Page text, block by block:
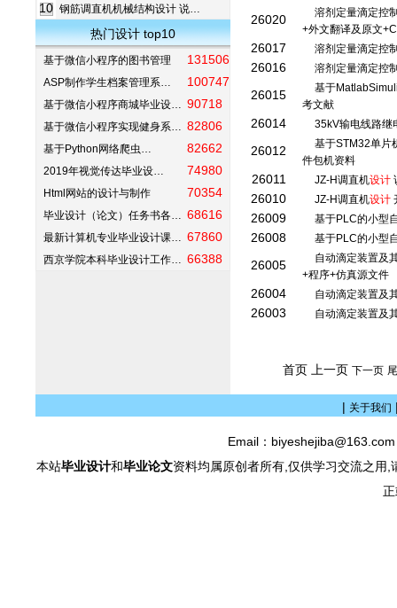
10 钢筋调直机机械结构设计 说…
热门设计 top10
基于微信小程序的图书管理 131506
ASP制作学生档案管理系… 100747
基于微信小程序商城毕业设… 90718
基于微信小程序实现健身系… 82806
基于Python网络爬虫… 82662
2019年视觉传达毕业设… 74980
Html网站的设计与制作 70354
毕业设计（论文）任务书各… 68616
最新计算机专业毕业设计课… 67860
西京学院本科毕业设计工作… 66388
26020
溶剂定量滴定控
+外文翻译及原文
26017 溶剂定量滴定控
26016 溶剂定量滴定控
26015
基于
考文献
26014 35kV输电线路继
26012
基于STM32单片
件包机资料
26011 JZ-H调直机设计
26010 JZ-H调直机设计
26009 基于PLC的小型
26008 基于PLC的小型
26005
自动滴定装置及
+程序+仿真源文件
26004 自动滴定装置及
26003 自动滴定装置及
首页 上一页 下一页
| 关于我们
Email：
本站毕业设计和毕业论文资料均属原创者所有,仅供学习交流之用